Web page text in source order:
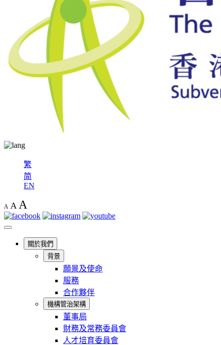
繁
简
EN
A A A
關於我們
背景
願景及使命
服務
合作夥伴
機構管治架構
董事局
財務及常務委員會
人才培育委員會